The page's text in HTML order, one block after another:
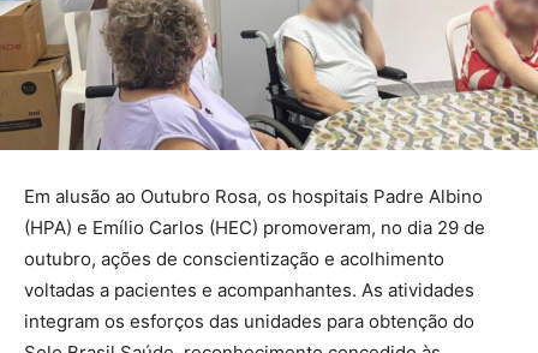
Em alusão ao Outubro Rosa, os hospitais Padre Albino
(HPA) e Emílio Carlos (HEC) promoveram, no dia 29 de
outubro, ações de conscientização e acolhimento
voltadas a pacientes e acompanhantes. As atividades
integram os esforços das unidades para obtenção do